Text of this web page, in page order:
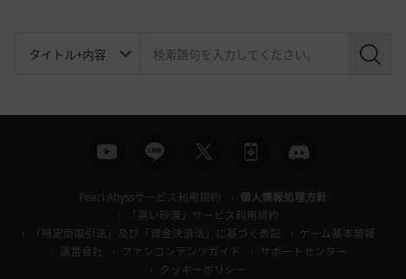
検
Pearl Abyssサービス利用規約
個人情報処理方針
「黒い砂漠」サービス利用規約
「特定商取引法」及び「資金決済法」に基づく表記
ゲーム基本情報
運営会社
ファンコンテンツガイド
サポートセンター
クッキーポリシー